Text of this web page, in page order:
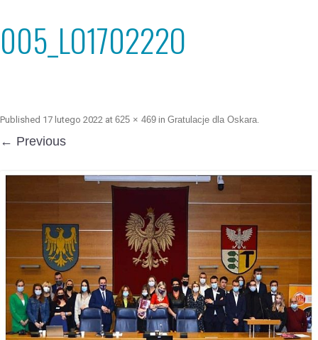
005_LO170222O
Published 17 lutego 2022 at 625 × 469 in Gratulacje dla Oskara.
← Previous